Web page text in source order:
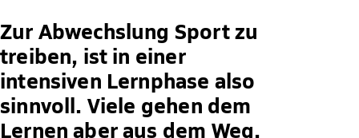
Zur Abwechslung Sport zu
treiben, ist in einer
intensiven Lernphase also
sinnvoll. Viele gehen dem
Lernen aber aus dem Weg,